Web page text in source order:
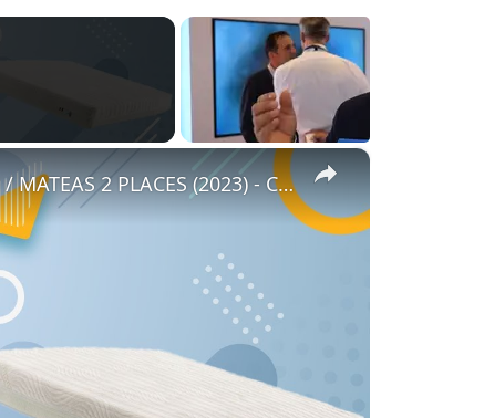
×
👓 MEILLEUR MATELAS POUR 2 PERSONNES / MATEAS 2 PLACES (2023) - Comparatif & Guide d'achat